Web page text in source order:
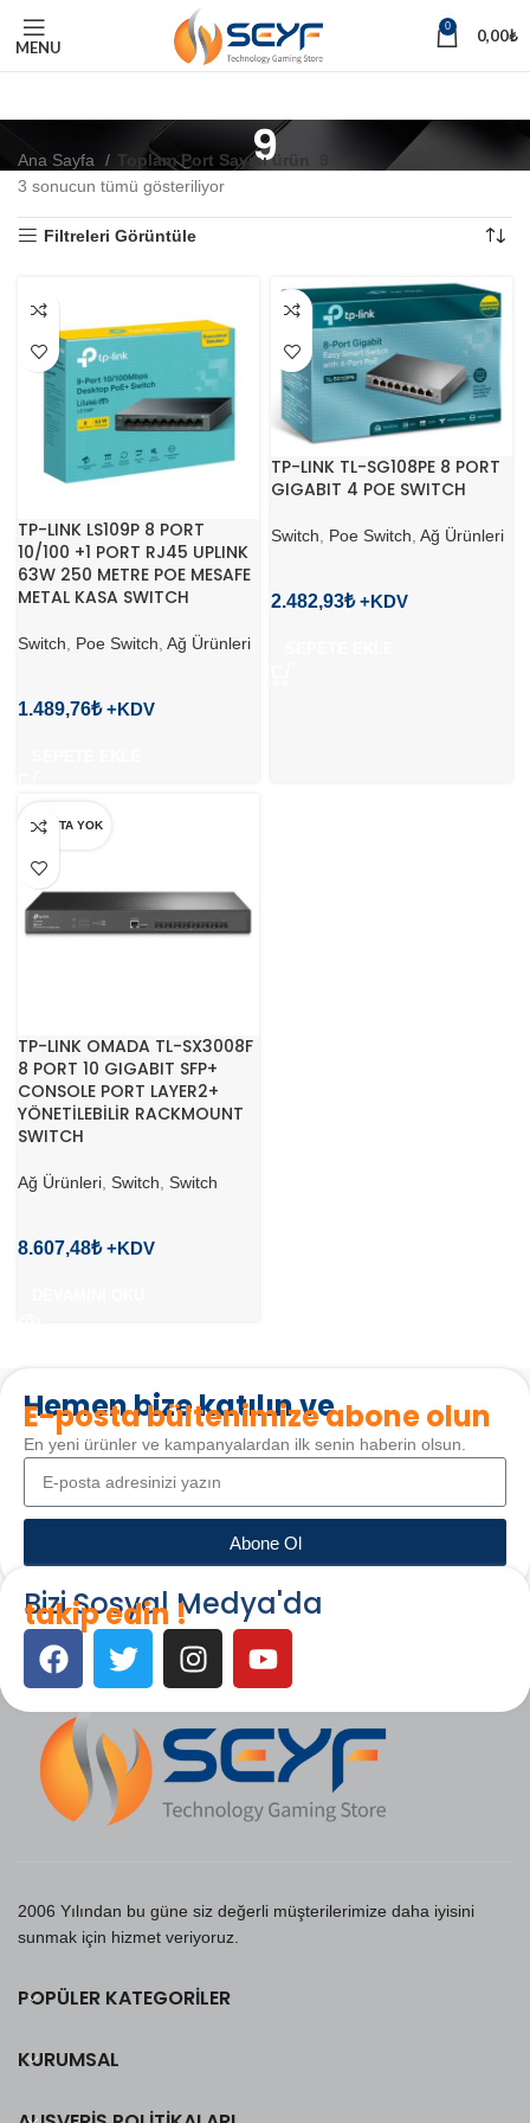
MENU
0 0,00₺
9
Ana Sayfa Toplam Port Sayısı ürün
3 sonucun tümü gösteriliyor
Filtreleri Görüntüle
TP-LINK LS109P 8 PORT
10/100 +1 PORT RJ45 UPLINK
63W 250 METRE POE MESAFE
METAL KASA SWITCH
Switch Poe Switch Ağ Ürünleri
1.489,76₺
TP-LINK TL-SG108PE 8 PORT
GIGABIT 4 POE SWITCH
Switch, Poe Switch, Ağ Ürünleri
2.482,93₺
STOKTA YOK
TP-LINK OMADA TL-SX3008F
8 PORT 10 GIGABIT SFP+
CONSOLE PORT LAYER2+
YÖNETİLEBİLİR RACKMOUNT
SWITCH
Ağ Ürünleri Switch Switch
8.607,48₺
Hemen bize katılın ve
E-posta bültenimize abone olun
En yeni ürünler ve kampanyalardan ilk senin haberin olsun.
Abone Ol
Bizi Sosyal Medya'da
takip edin !
2006 Yılından bu güne siz değerli müşterilerimize daha iyisini
sunmak için hizmet veriyoruz.
POPÜLER KATEGORILER
KURUMSAL